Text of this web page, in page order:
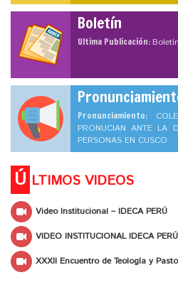
Boletín
Ultima Publicación:
Pronunciamiento:
PRONUCIAN ANTE LA
PERSONAS EN CUSCO
Ú LTIMOS VIDEOS
Video Institucional – IDECA PERÚ
VIDEO INSTITUCIONAL IDECA PERÚ
XXXII Encuentro de Teología y